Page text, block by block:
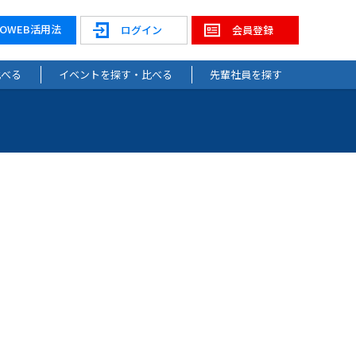
会員登録
ログイン
活用法
る イベントを探す・比べる 先輩社員を探す